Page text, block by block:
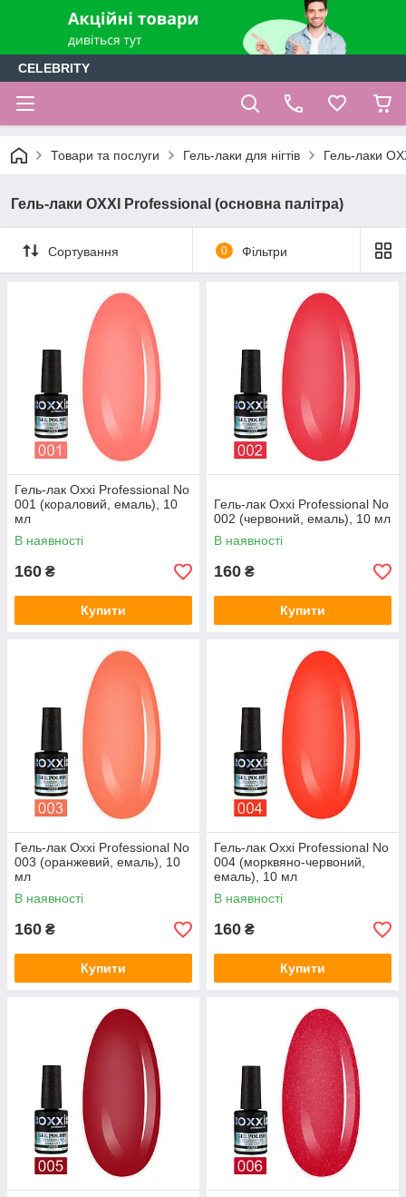
CELEBRITY
Товари та послуги Гель-лаки для нігтів Гель-лаки
Гель-лаки OXXI Professional (основна палітра)
Сортування 0 Фільтри
Гель-лак Oxxi Professional No
001 (кораловий, емаль), 10
мл
В наявності
160 ₴
Купити
Гель-лак Oxxi Professional No
002 (червоний, емаль), 10 мл
В наявності
160 ₴
Купити
Гель-лак Oxxi Professional No
003 (оранжевий, емаль), 10
мл
В наявності
160 ₴
Купити
Гель-лак Oxxi Professional No
004 (морквяно-червоний,
емаль), 10 мл
В наявності
160 ₴
Купити